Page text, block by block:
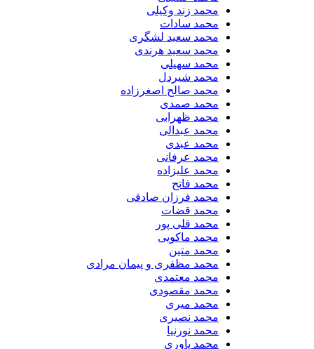
محمد زند وکیلی
محمد سادات
محمد سعید لشگری
محمد سعید هرندی
محمد سهیلی
​محمد شیردل
محمد صالح اصغرزاده
محمد صمدی
محمد ظهرابی
محمد عبدالی
محمد عبدی
محمد عرفانی
محمد علیزاده
محمد فاتح
محمد فرزان صادقی
محمد قضات
محمد قلی پور
محمد ماکویی
محمد متین
محمد مظفری و پیمان مرادی
محمد معتمدی
محمد مقصودی
محمد میری
محمد نصیری
محمد نورنیا
محمد یاوری